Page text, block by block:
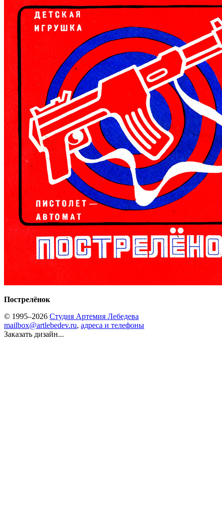
Пострелёнок
© 1995–2026 Студия Артемия Лебедева
mailbox@artlebedev.ru, адреса и телефоны
Заказать дизайн...